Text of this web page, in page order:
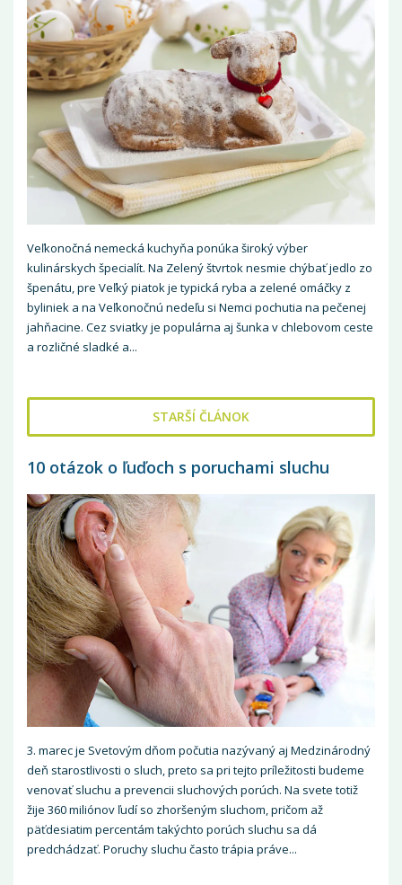
Veľkonočná nemecká kuchyňa ponúka široký výber
kulinárskych špecialít. Na Zelený štvrtok nesmie chýbať jedlo zo
špenátu, pre Veľký piatok je typická ryba a zelené omáčky z
byliniek a na Veľkonočnú nedeľu si Nemci pochutia na pečenej
jahňacine. Cez sviatky je populárna aj šunka v chlebovom ceste
a rozličné sladké a...
STARŠÍ ČLÁNOK
10 otázok o ľuďoch s poruchami sluchu
3. marec je Svetovým dňom počutia nazývaný aj Medzinárodný
deň starostlivosti o sluch, preto sa pri tejto príležitosti budeme
venovať sluchu a prevencii sluchových porúch. Na svete totiž
žije 360 miliónov ľudí so zhoršeným sluchom, pričom až
päťdesiatim percentám takýchto porúch sluchu sa dá
predchádzať. Poruchy sluchu často trápia práve...